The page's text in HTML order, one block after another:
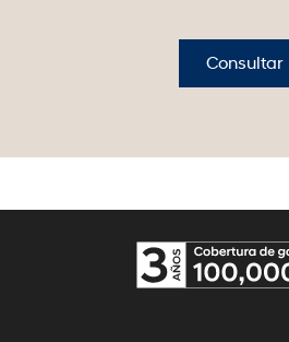
Consultar